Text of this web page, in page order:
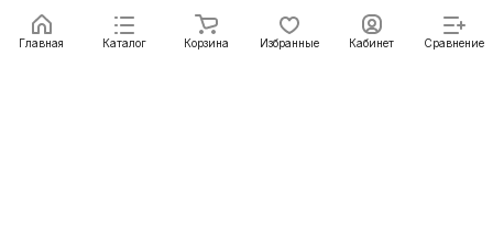
Главная Каталог Корзина Избранные Кабинет Сравнение